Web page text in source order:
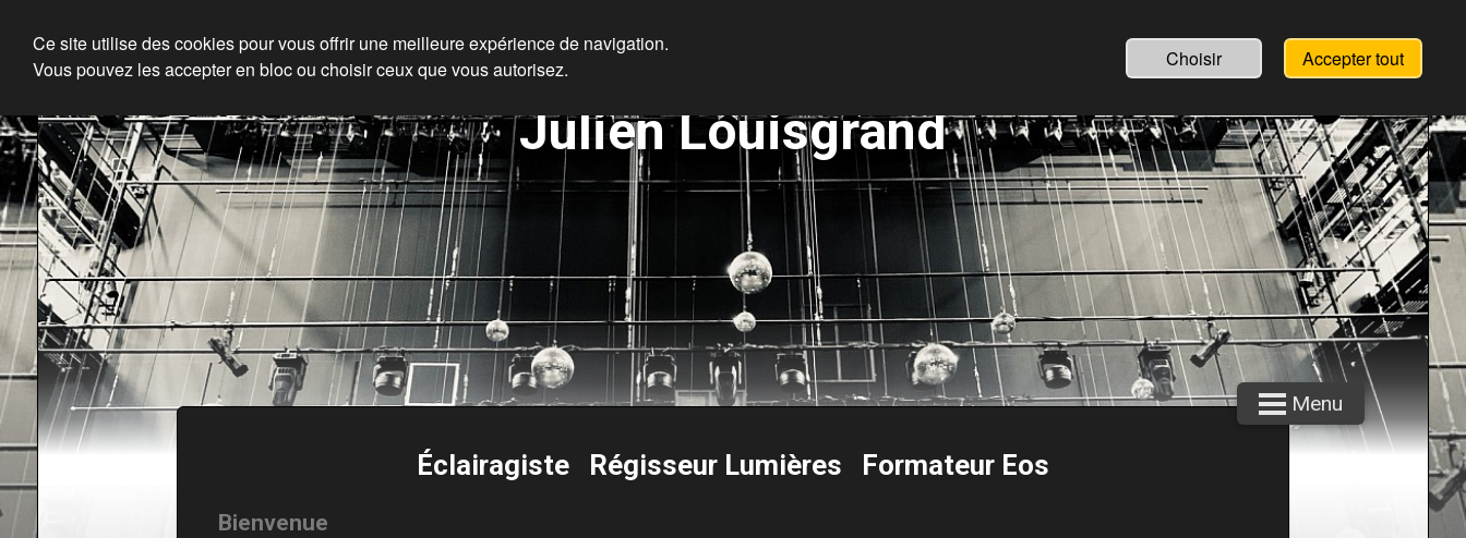
Julien Louisgrand
Menu
En résumé
Éclairagiste Régisseur Lumières Formateur Eos
Bienvenue
Ce site utilise des cookies pour vous offrir une meilleure expérience de navigation.
Vous pouvez les accepter en bloc ou choisir ceux que vous autorisez.
Choisir Accepter tout